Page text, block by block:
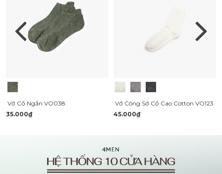
Vớ Cổ Ngắn VO038
35.000₫
Vớ Công Sở Cổ Cao Cotton VO123
45.000₫